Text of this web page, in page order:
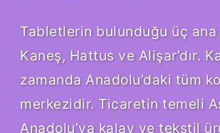
Tabletlerin bulunduğu üç ana
Kaneş, Hattus ve Alişar’dır.
zamanda Anadolu’daki tüm
merkezidir. Ticaretin temeli
Anadolu’ya kalay ve tekstil